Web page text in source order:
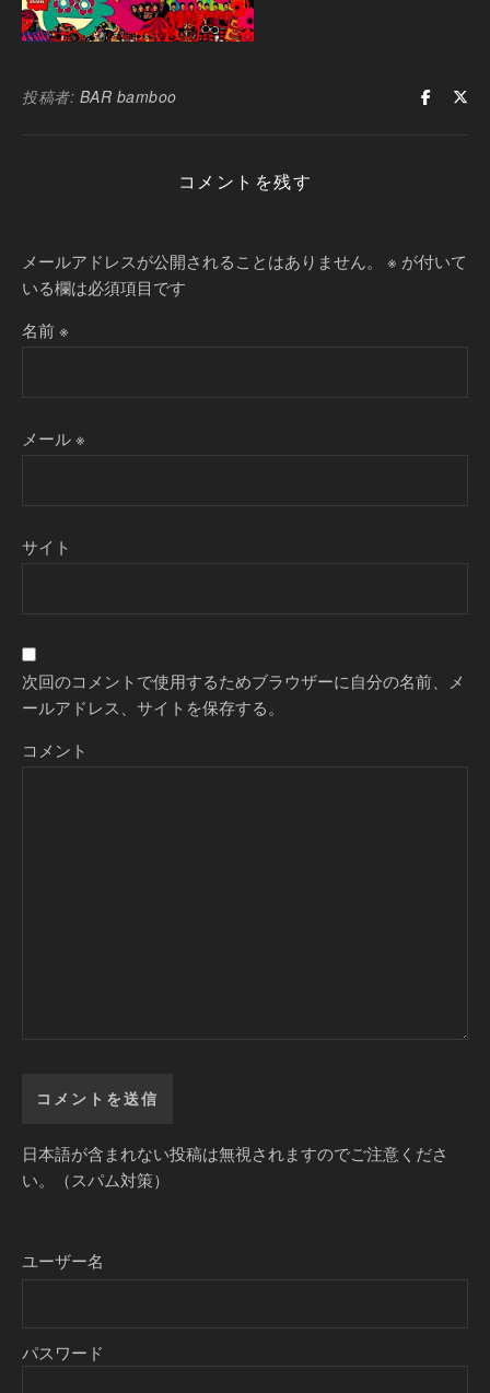
投稿者: BAR bamboo
コメントを残す
メールアドレスが公開されることはありません。 ※ が付いて
いる欄は必須項目です
名前※
メール※
サイト
次回のコメントで使用するためブラウザーに自分の名前、メ
ールアドレス、サイトを保存する。
コメント
日本語が含まれない投稿は無視されますのでご注意くださ
い。（スパム対策）
ユーザー名
パスワード